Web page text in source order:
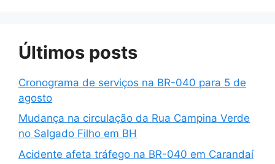
Últimos posts
Cronograma de serviços na BR-040 para 5 de
agosto
Mudança na circulação da Rua Campina Verde
no Salgado Filho em BH
Acidente afeta tráfego na BR-040 em Carandaí